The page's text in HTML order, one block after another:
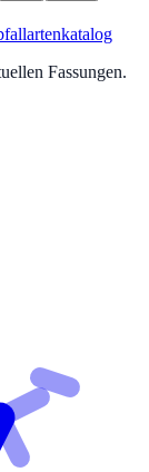
Fassungen.